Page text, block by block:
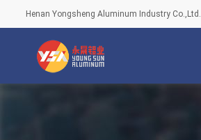
Henan Yongsheng Aluminum Industry Co.,Ltd.